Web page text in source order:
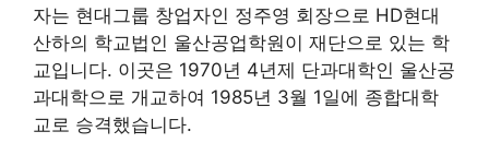
자는 현대그룹 창업자인 정주영 회장으로 HD현대
산하의 학교법인 울산공업학원이 재단으로 있는 학
교입니다. 이곳은 1970년 4년제 단과대학인 울산공
과대학으로 개교하여 1985년 3월 1일에 종합대학
교로 승격했습니다.